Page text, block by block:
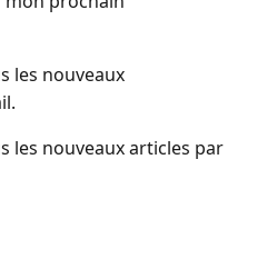
les nouveaux
les nouveaux articles par